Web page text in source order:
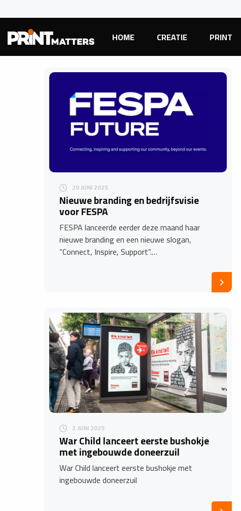
HOME CREATIE PRINT
20 JUNI 2025
Nieuwe branding en bedrijfsvisie
voor FESPA
FESPA lanceerde eerder deze maand haar
nieuwe branding en een nieuwe slogan,
“Connect, Inspire, Support”.…
2 JUNI 2025
War Child lanceert eerste bushokje
met ingebouwde doneerzuil
War Child lanceert eerste bushokje met
ingebouwde doneerzuil